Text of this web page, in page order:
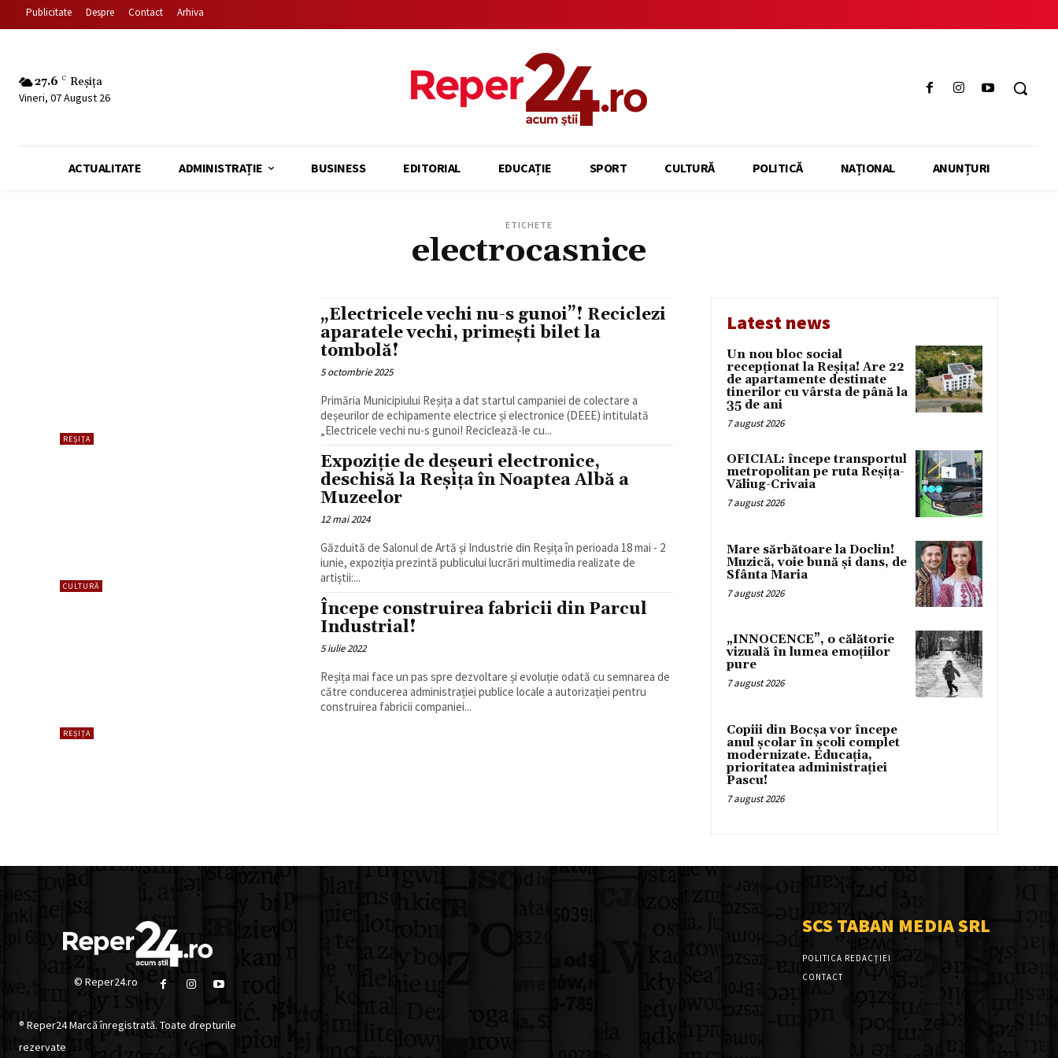
Publicitate Despre Contact Arhiva
27.6 C Reșița
Vineri, 07 August 26
ACTUALITATE ADMINISTRAȚIE BUSINESS EDITORIAL EDUCAȚIE SPORT CULTURĂ POLITICĂ NAȚIONAL ANUNȚURI
ETICHETE
electrocasnice
REȘIȚA
„Electricele vechi nu-s gunoi”! Reciclezi
aparatele vechi, primești bilet la
tombolă!
5 octombrie 2025
Primăria Municipiului Reșița a dat startul campaniei de colectare a
deșeurilor de echipamente electrice și electronice (DEEE) intitulată
„Electricele vechi nu-s gunoi! Reciclează-le cu...
CULTURĂ
Expoziție de deșeuri electronice,
deschisă la Reșița în Noaptea Albă a
Muzeelor
12 mai 2024
Găzduită de Salonul de Artă și Industrie din Reșița în perioada 18 mai - 2
iunie, expoziția prezintă publicului lucrări multimedia realizate de
artiștii:...
REȘIȚA
Începe construirea fabricii din Parcul
Industrial!
5 iulie 2022
Reșița mai face un pas spre dezvoltare și evoluție odată cu semnarea de
către conducerea administrației publice locale a autorizației pentru
construirea fabricii companiei...
Latest news
Un nou bloc social
recepționat la Reșița! Are 22
de apartamente destinate
tinerilor cu vârsta de până la
35 de ani
7 august 2026
OFICIAL: începe transportul
metropolitan pe ruta Reșița-
Văliug-Crivaia
7 august 2026
Mare sărbătoare la Doclin!
Muzică, voie bună și dans, de
Sfânta Maria
7 august 2026
„INNOCENCE”, o călătorie
vizuală în lumea emoțiilor
pure
7 august 2026
Copiii din Bocșa vor începe
anul școlar în școli complet
modernizate. Educația,
prioritatea administrației
Pascu!
7 august 2026
© Reper24.ro
® Reper24 Marcă înregistrată. Toate drepturile
rezervate
SCS TABAN MEDIA SRL
POLITICA REDACȚIEI
CONTACT